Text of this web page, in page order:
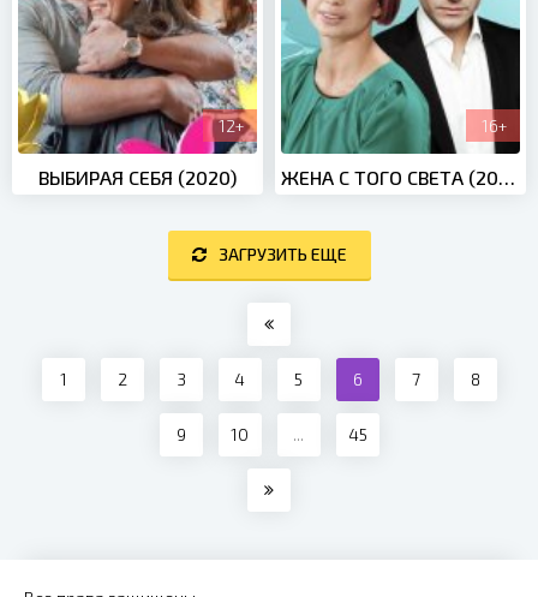
12+
ВЫБИРАЯ СЕБЯ (2020)
16+
ЖЕНА С ТОГО СВЕТА (2018)
ЗАГРУЗИТЬ ЕЩЕ
1 2 3 4 5 6 7 8
9 10 ... 45